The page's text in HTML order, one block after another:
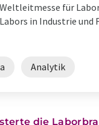
für
in Industrie und
Analytik
die